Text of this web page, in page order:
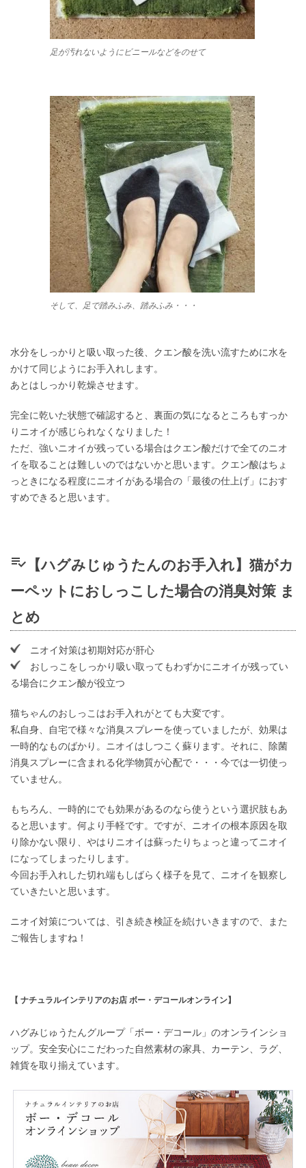
足が汚れないようにビニールなどをのせて
そして、足で踏みふみ、踏みふみ・・・
水分をしっかりと吸い取った後、クエン酸を洗い流すために水を
かけて同じようにお手入れします。
あとはしっかり乾燥させます。
完全に乾いた状態で確認すると、裏面の気になるところもすっか
りニオイが感じられなくなりました！
ただ、強いニオイが残っている場合はクエン酸だけで全てのニオ
イを取ることは難しいのではないかと思います。クエン酸はちょ
っときになる程度にニオイがある場合の「最後の仕上げ」におす
すめできると思います。
playlist_add_check 【ハグみじゅうたんのお手入れ】猫がカ
ーペットにおしっこした場合の消臭対策 ま
とめ
ニオイ対策は初期対応が肝心
おしっこをしっかり吸い取ってもわずかにニオイが残ってい
る場合にクエン酸が役立つ
猫ちゃんのおしっこはお手入れがとても大変です。
私自身、自宅で様々な消臭スプレーを使っていましたが、効果は
一時的なものばかり。ニオイはしつこく蘇ります。それに、除菌
消臭スプレーに含まれる化学物質が心配で・・・今では一切使っ
ていません。
もちろん、一時的にでも効果があるのなら使うという選択肢もあ
ると思います。何より手軽です。ですが、ニオイの根本原因を取
り除かない限り、やはりニオイは蘇ったりちょっと違ってニオイ
になってしまったりします。
今回お手入れした切れ端もしばらく様子を見て、ニオイを観察し
ていきたいと思います。
ニオイ対策については、引き続き検証を続けいきますので、また
ご報告しますね！
【 ナチュラルインテリアのお店 ボー・デコールオンライン】
ハグみじゅうたんグループ「ボー・デコール」のオンラインショ
ップ。安全安心にこだわった自然素材の家具、カーテン、ラグ、
雑貨を取り揃えています。